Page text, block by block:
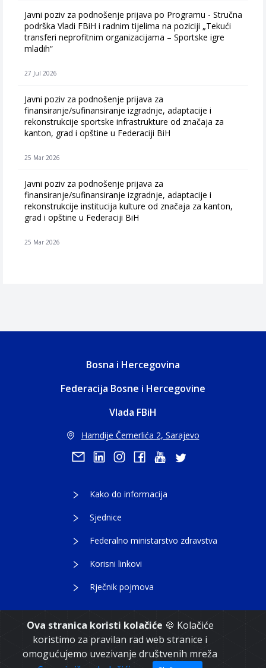
Ova stranica koristi kolačiće 🍪 Kolačiće
koristimo za pravilan rad web stranice i
omogućujemo uvezivanje društvenih mreža
Javni poziv za podnošenje prijava po Programu - Stručna
podrška Vladi FBiH i radnim tijelima na poziciji „Tekući
transferi neprofitnim organizacijama – Sportske igre
mladih“
27 Jul 2026
Javni poziv za podnošenje prijava za
finansiranje/sufinansiranje izgradnje, adaptacije i
rekonstrukcije sportske infrastrukture od značaja za
kanton, grad i opštine u Federaciji BiH
25 Mar 2026
Javni poziv za podnošenje prijava za
finansiranje/sufinansiranje izgradnje, adaptacije i
rekonstrukcije institucija kulture od značaja za kanton,
grad i opštine u Federaciji BiH
25 Mar 2026
Bosna i Hercegovina
Federacija Bosne i Hercegovine
Vlada FBiH
Hamdije Čemerlića 2, Sarajevo
Kako do informacija
Sjednice
Federalno ministarstvo zdravstva
Korisni linkovi
Rječnik pojmova
Copyright 2021. Vlada Federacije Bosne i
Hercegovine